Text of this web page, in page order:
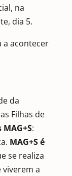
na
dia 5.
a acontecer
da
Filhas de
:
MAG+S é
se realiza
viverem a